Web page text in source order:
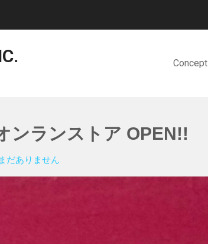
Concept
ンランストア OPEN!!
だありません